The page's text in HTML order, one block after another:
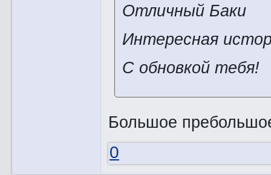
Отличный Баки
Интересная
С обновкой тебя!
Большое
0